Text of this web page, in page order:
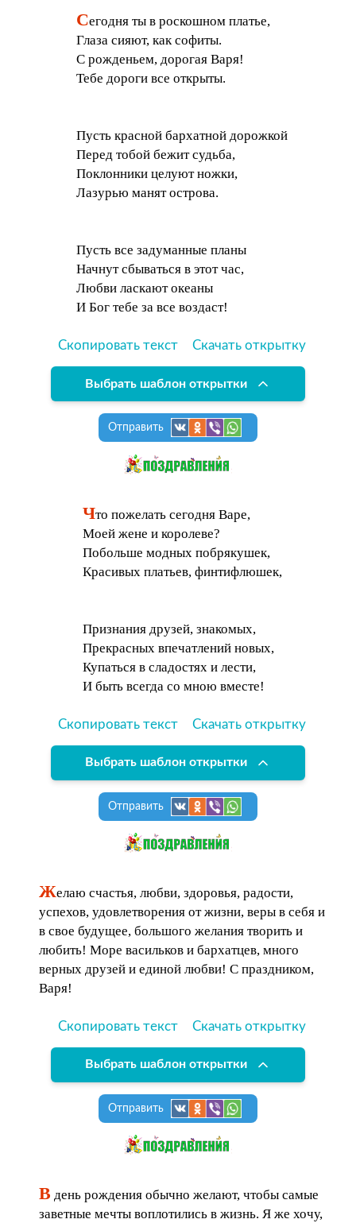
Сегодня ты в роскошном платье,
Глаза сияют, как софиты.
С рожденьем, дорогая Варя!
Тебе дороги все открыты.
Пусть красной бархатной дорожкой
Перед тобой бежит судьба,
Поклонники целуют ножки,
Лазурью манят острова.
Пусть все задуманные планы
Начнут сбываться в этот час,
Любви ласкают океаны
И Бог тебе за все воздаст!
Скопировать текст Скачать открытку
Выбрать шаблон открытки
Отправить
Что пожелать сегодня Варе,
Моей жене и королеве?
Побольше модных побрякушек,
Красивых платьев, финтифлюшек,
Признания друзей, знакомых,
Прекрасных впечатлений новых,
Купаться в сладостях и лести,
И быть всегда со мною вместе!
Скопировать текст Скачать открытку
Выбрать шаблон открытки
Отправить
Желаю счастья, любви, здоровья, радости,
успехов, удовлетворения от жизни, веры в себя и
в свое будущее, большого желания творить и
любить! Море васильков и бархатцев, много
верных друзей и единой любви! С праздником,
Варя!
Скопировать текст Скачать открытку
Выбрать шаблон открытки
Отправить
В день рождения обычно желают, чтобы самые
заветные мечты воплотились в жизнь. Я же хочу,